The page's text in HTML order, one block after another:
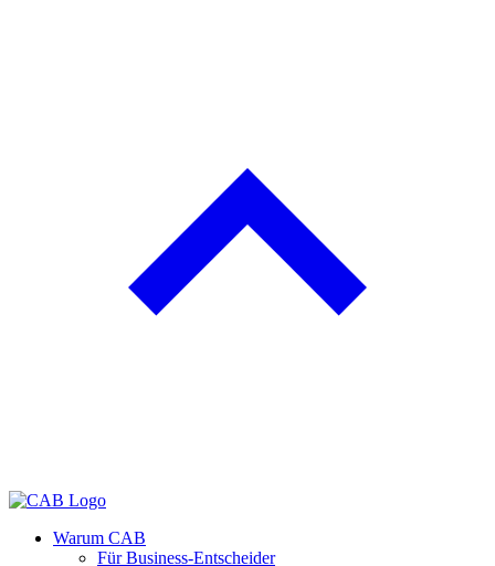
Warum CAB
Für Business-Entscheider